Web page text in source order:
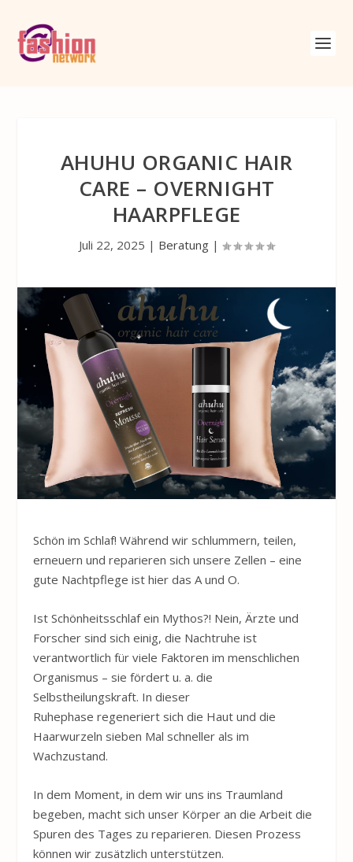
AHUHU ORGANIC HAIR
CARE – OVERNIGHT
HAARPFLEGE
Juli 22, 2025 | Beratung |
Schön im Schlaf! Während wir schlummern, teilen,
erneuern und reparieren sich unsere Zellen – eine
gute Nachtpflege ist hier das A und O.
Ist Schönheitsschlaf ein Mythos?! Nein, Ärzte und
Forscher sind sich einig, die Nachtruhe ist
verantwortlich für viele Faktoren im menschlichen
Organismus – sie fördert u. a. die
Selbstheilungskraft. In dieser
Ruhephase regeneriert sich die Haut und die
Haarwurzeln sieben Mal schneller als im
Wachzustand.
In dem Moment, in dem wir uns ins Traumland
begeben, macht sich unser Körper an die Arbeit die
Spuren des Tages zu reparieren. Diesen Prozess
können wir zusätzlich unterstützen.